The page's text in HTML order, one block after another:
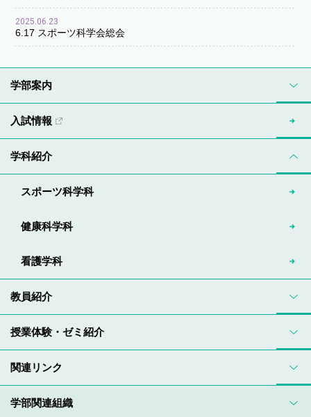
2025.06.23
6.17 スポーツ科学会総会
学部関連組織
学部案内
入試情報
学科紹介
スポーツ科学科
健康科学科
看護学科
教員紹介
授業体験・ゼミ紹介
関連リンク